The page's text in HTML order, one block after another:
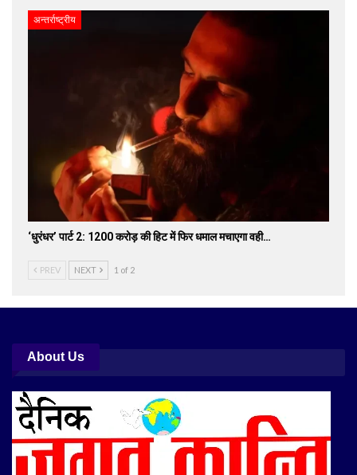
अन्तर्राष्ट्रीय
‘धुरंधर’ पार्ट 2: 1200 करोड़ की हिट में फिर धमाल मचाएगा वही…
PREV NEXT 1 of 2
About Us